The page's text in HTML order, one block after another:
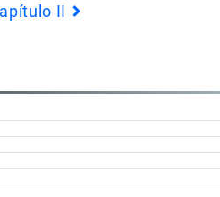
II